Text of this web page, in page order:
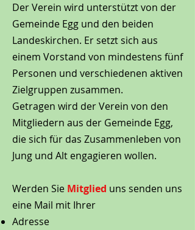
Der Verein wird unterstützt von der
Gemeinde Egg und den beiden
Landeskirchen. Er setzt sich aus
einem Vorstand von mindestens fünf
Personen und verschiedenen aktiven
Zielgruppen zusammen.
Getragen wird der Verein von den
Mitgliedern aus der Gemeinde Egg,
die sich für das Zusammenleben von
Jung und Alt engagieren wollen.
Werden Sie Mitglied uns senden uns
eine Mail mit Ihrer
Adresse